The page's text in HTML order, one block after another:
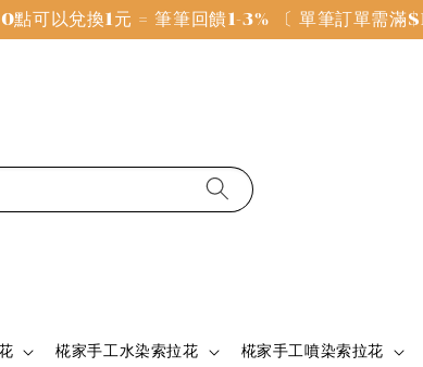
可以兌換1元 = 筆筆回饋1-3% 〔 單筆訂單需滿
椛家手工水染索拉花 椛家手工噴染索拉花